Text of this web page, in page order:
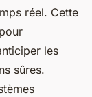
réel. Cette
les
sûres.